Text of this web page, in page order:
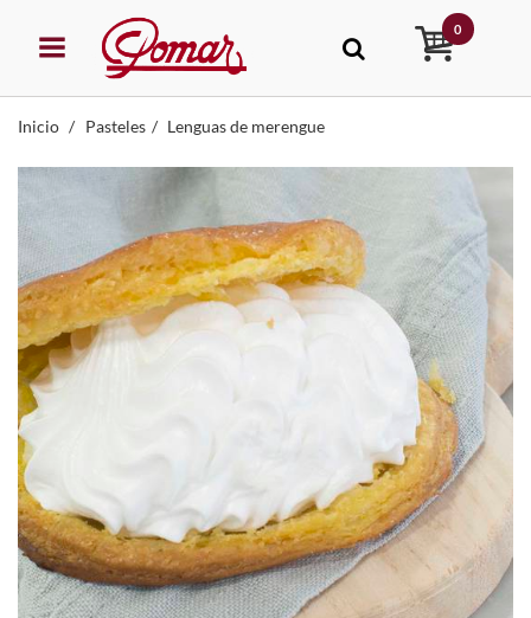
0
Inicio Pasteles Lenguas de merengue